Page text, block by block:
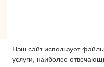
Наш сайт использует
услуги, наиболее